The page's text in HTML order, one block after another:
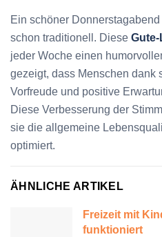
Ein schöner
schon traditionell. Diese
jeder Woche einen
gezeigt, dass Menschen dank
Vorfreude und positive
Diese Verbesserung der
sie die allgemeine
optimiert.
ÄHNLICHE ARTIKEL
Freizeit mit
funktioniert